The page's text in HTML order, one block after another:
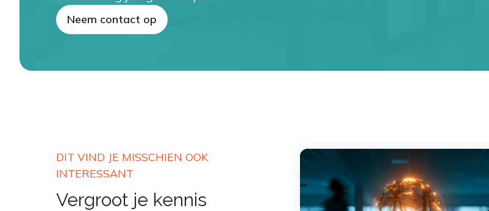
Neem contact op
DIT VIND JE MISSCHIEN OOK
INTERESSANT
Vergroot je kennis